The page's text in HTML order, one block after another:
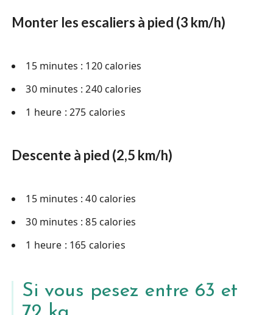
Monter les escaliers à pied (3 km/h)
15 minutes : 120 calories
30 minutes : 240 calories
1 heure : 275 calories
Descente à pied (2,5 km/h)
15 minutes : 40 calories
30 minutes : 85 calories
1 heure : 165 calories
Si vous pesez entre 63 et